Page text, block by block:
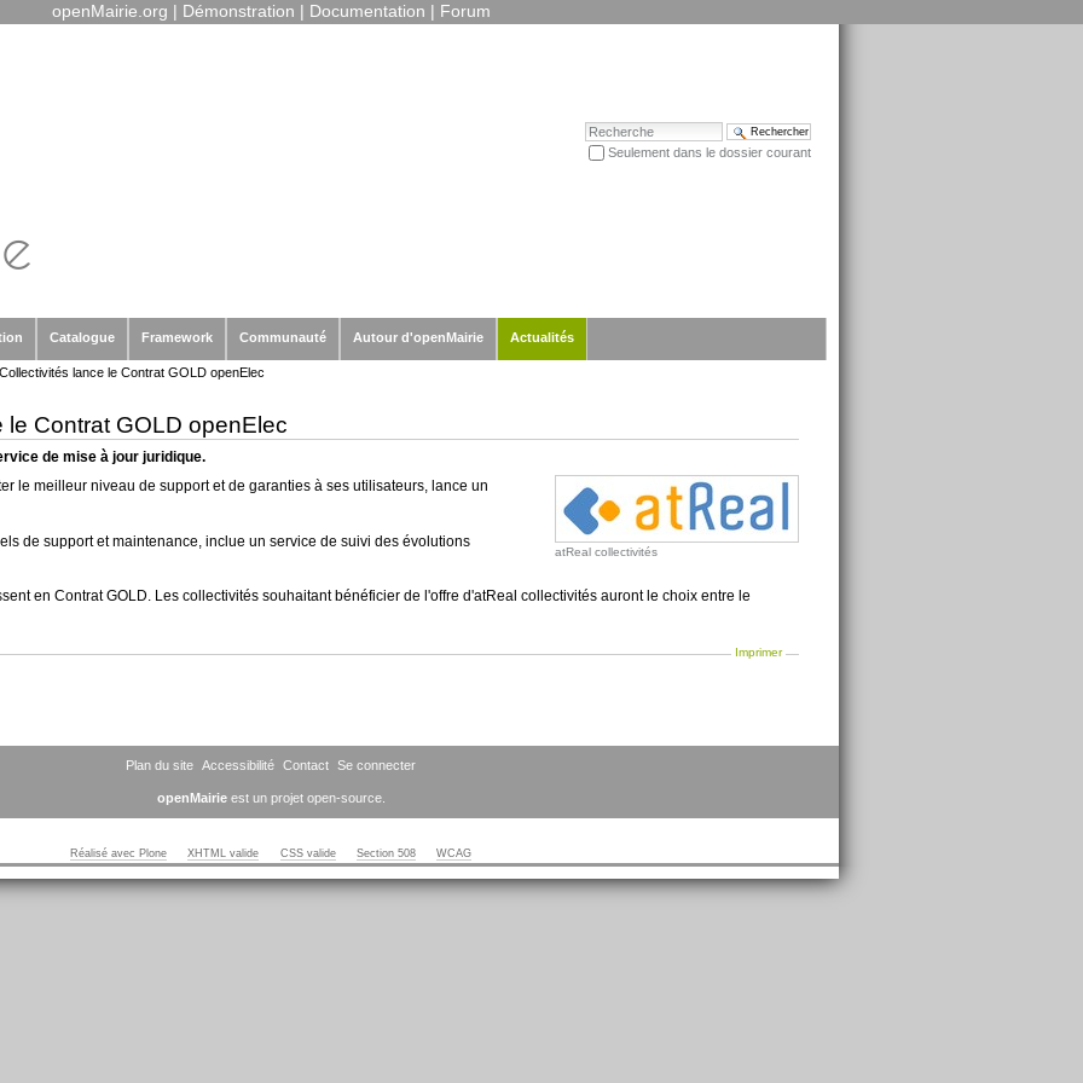
openMairie.org | Démonstration | Documentation | Forum
Chercher par
Seulement dans le dossier courant
Catalogue Framework Communauté Autour d'openMairie Actualités
lance le Contrat GOLD openElec
Contrat GOLD openElec
de mise à jour juridique.
atReal collectivités
le meilleur niveau de support et de garanties à ses utilisateurs, lance un
de support et maintenance, inclue un service de suivi des évolutions
en Contrat GOLD. Les collectivités souhaitant bénéficier de l'offre d'atReal collectivités auront le choix entre le
Imprimer
Plan du site Accessibilité Contact Se connecter
openMairieest un projet open-source.
Réalisé avec Plone XHTML valide CSS valide Section 508 WCAG